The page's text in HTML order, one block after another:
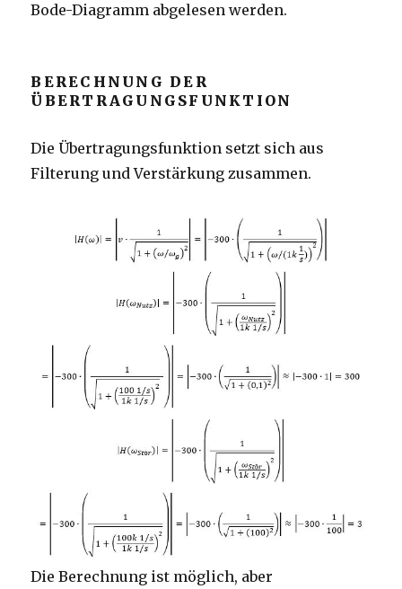
Bode-Diagramm abgelesen werden.
BERECHNUNG DER
ÜBERTRAGUNGSFUNKTION
Die Übertragungsfunktion setzt sich aus
Filterung und Verstärkung zusammen.
Die Berechnung ist möglich, aber